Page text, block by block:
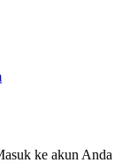
ke akun Anda